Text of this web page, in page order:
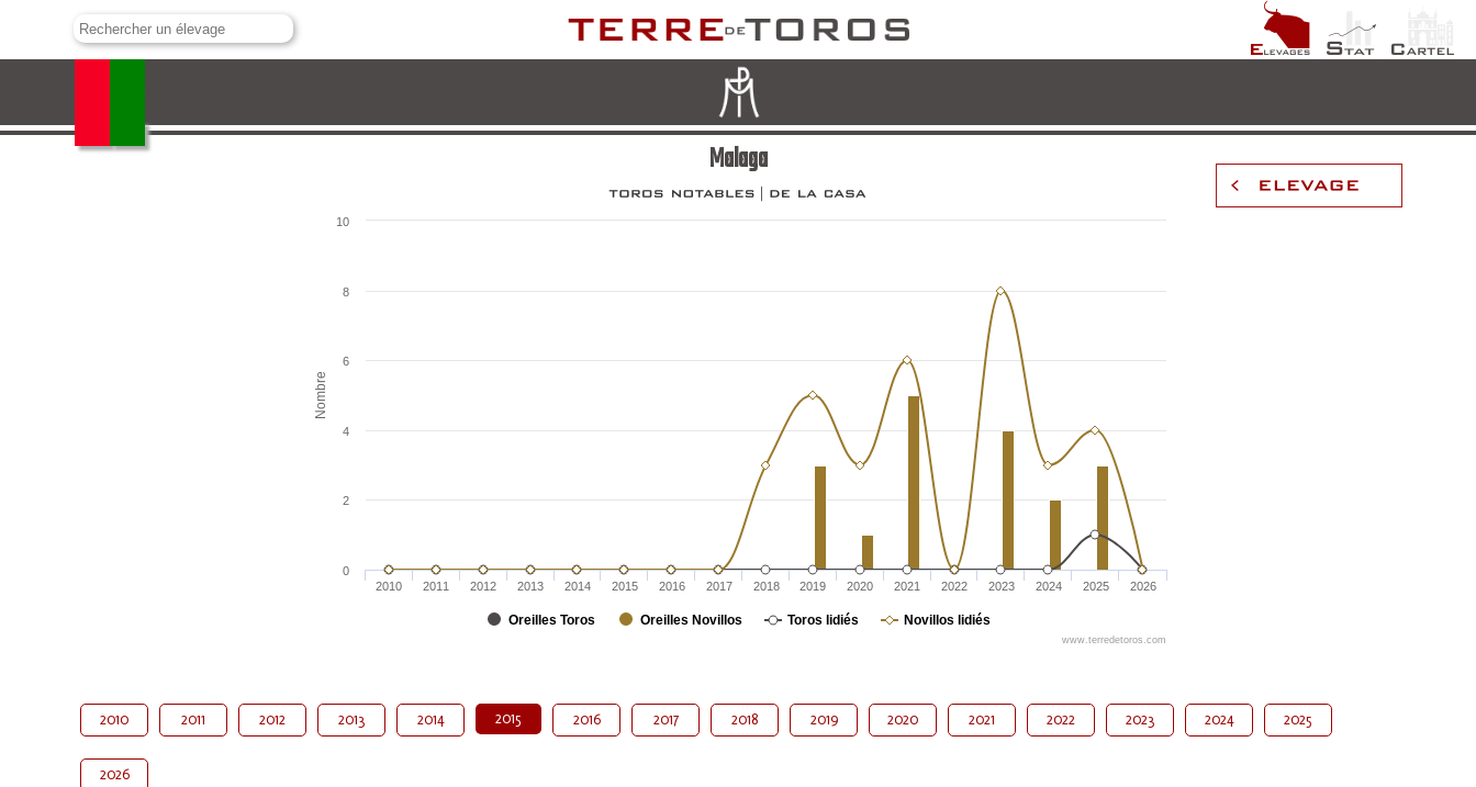
Malaga
Nombre
Oreilles Toros Oreilles Novillos Toros lidiés Novillos lidiés
2010 2011 2012 2013 2014 2015 2016 2017 2018 2019 2020 2021 2022 2023 2024 2025 2026
0
2
4
6
8
10
www.terredetoros.com
2010 2011 2012 2013 2014 2015 2016 2017 2018 2019 2020 2021 2022 2023 2024 2025
2026